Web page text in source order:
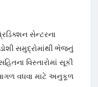
સેન્ટરના
સમુદ્રોમાંથી ભેજનું
વિસ્તારોમાં સૂકી
વધવા માટે અનુકૂળ